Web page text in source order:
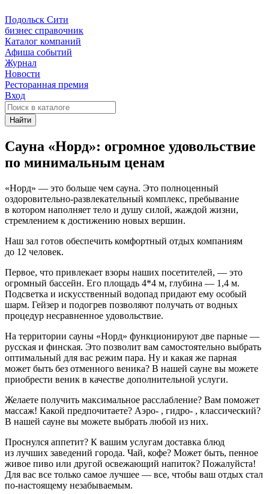
Подольск Сити
бизнес справочник
Каталог компаний
Афиша событий
Журнал
Новости
Ресторанная премия
Вход
Найти
Сауна «Норд»: огромное удовольствие
по минимальным ценам
«Норд» — это больше чем сауна. Это полноценный
оздоровительно-развлекательный комплекс, пребывание
в котором наполняет тело и душу силой, жаждой жизни,
стремлением к достижению новых вершин.
Наш зал готов обеспечить комфортный отдых компаниям
до 12 человек.
Первое, что привлекает взоры наших посетителей, — это
огромный бассейн. Его площадь 4*4 м, глубина — 1,4 м.
Подсветка и искусственный водопад придают ему особый
шарм. Гейзер и подогрев позволяют получать от водных
процедур несравненное удовольствие.
На территории сауны «Норд» функционируют две парные —
русская и финская. Это позволит вам самостоятельно выбрать
оптимальный для вас режим пара. Ну и какая же парная
может быть без отменного веника? В нашей сауне вы можете
приобрести веник в качестве дополнительной услуги.
Желаете получить максимальное расслабление? Вам поможет
массаж! Какой предпочитаете? Аэро- , гидро- , классический?
В нашей сауне вы можете выбрать любой из них.
Проснулся аппетит? К вашим услугам доставка блюд
из лучших заведений города. Чай, кофе? Может быть, пенное
живое пиво или другой освежающий напиток? Пожалуйста!
Для вас все только самое лучшее — все, чтобы ваш отдых стал
по-настоящему незабываемым.